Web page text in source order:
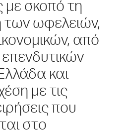
με σκοπό τη
των ωφελειών,
από
και
με τις
που
στο